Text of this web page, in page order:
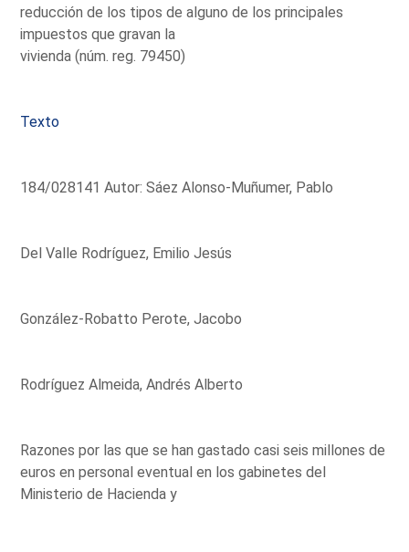
reducción de los tipos de alguno de los principales
impuestos que gravan la
vivienda (núm. reg. 79450)
Texto
184/028141 Autor: Sáez Alonso-Muñumer, Pablo
Del Valle Rodríguez, Emilio Jesús
González-Robatto Perote, Jacobo
Rodríguez Almeida, Andrés Alberto
Razones por las que se han gastado casi seis millones de
euros en personal eventual en los gabinetes del
Ministerio de Hacienda y